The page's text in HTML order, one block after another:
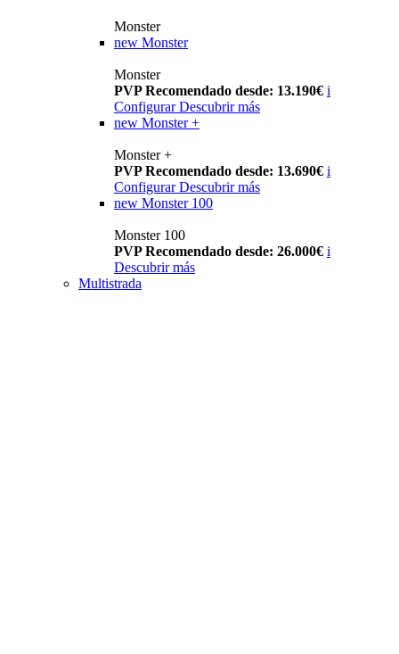
Monster
new Monster
Monster
PVP Recomendado desde: 13.190€ i
Configurar Descubrir más
new Monster +
Monster +
PVP Recomendado desde: 13.690€ i
Configurar Descubrir más
new Monster 100
Monster 100
PVP Recomendado desde: 26.000€ i
Descubrir más
Multistrada